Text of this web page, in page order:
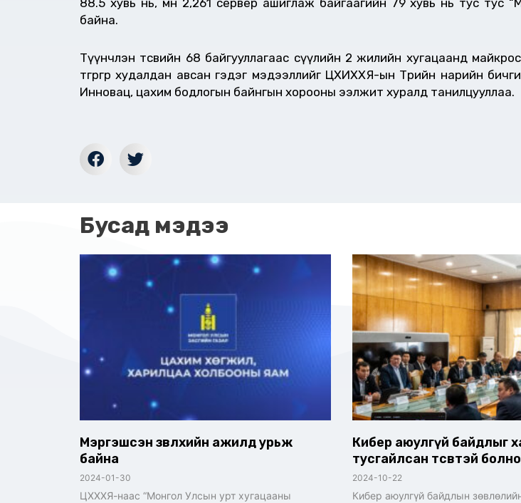
байна.
Түүнчлэн төсвийн 68 байгууллагаас сүүлийн 2 жилийн хугацаанд
төгрөгөөр худалдан авсан гэдэг мэдээллийг ЦХИХХЯ-ын Төрийн нарийн
Инновац, цахим бодлогын байнгын хорооны ээлжит хуралд танилцууллаа.
Бусад мэдээ
Мэргэшсэн зөвлөхийн ажилд урьж
байна
2024-01-30
ЦХХХЯ-наас “Монгол Улсын урт хугацааны
Кибер аюулгүй байдлыг
тусгайлсан төсөвтэй болно
2024-10-22
Кибер аюулгүй байдлын